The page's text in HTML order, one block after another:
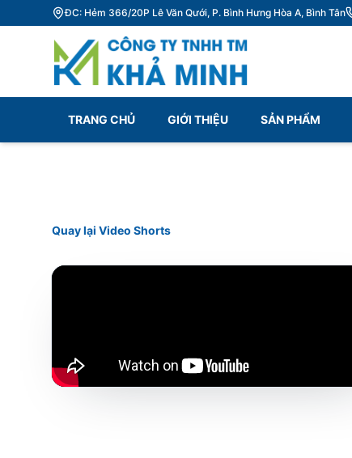
ĐC: Hẻm 366/20P Lê Văn Qưới, P. Bình Hưng Hòa A, Bình Tân
TRANG CHỦ GIỚI THIỆU SẢN PHẨM
Quay lại Video Shorts